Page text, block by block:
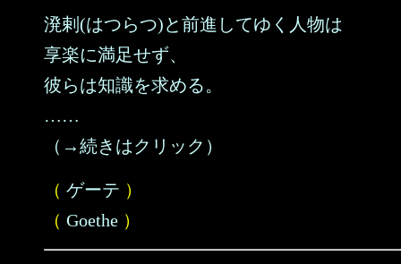
溌剌(はつらつ)と前進してゆく人物は
享楽に満足せず、
彼らは知識を求める。
……
（→続きはクリック）
（ ゲーテ ）
（ Goethe ）